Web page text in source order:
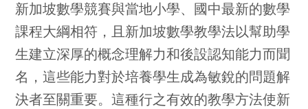
新加坡數學競賽與當地小學、國中最新的數學
課程大綱相符，且新加坡數學教學法以幫助學
生建立深厚的概念理解力和後設認知能力而聞
名，這些能力對於培養學生成為敏銳的問題解
決者至關重要。這種行之有效的教學方法使新